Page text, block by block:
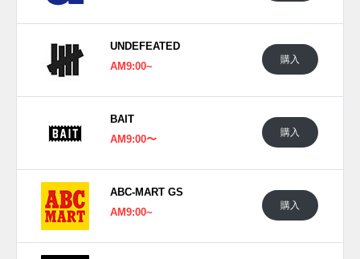
UNDEFEATED
AM9:00~
購入
BAIT
AM9:00〜
購入
ABC-MART GS
AM9:00~
購入